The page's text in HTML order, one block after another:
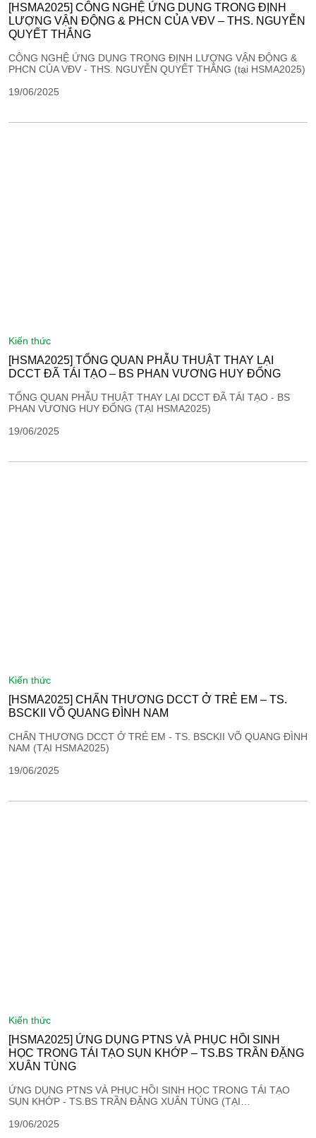
[HSMA2025] CÔNG NGHỆ ỨNG DỤNG TRONG ĐỊNH
LƯỢNG VẬN ĐỘNG & PHCN CỦA VĐV – THS. NGUYỄN
QUYẾT THẮNG
CÔNG NGHỆ ỨNG DỤNG TRONG ĐỊNH LƯỢNG VẬN ĐỘNG &
PHCN CỦA VĐV - THS. NGUYỄN QUYẾT THẮNG (tại HSMA2025)
19/06/2025
kiến thức
[HSMA2025] TỔNG QUAN PHẪU THUẬT THAY LẠI
DCCT ĐÃ TÁI TẠO – BS PHAN VƯƠNG HUY ĐỔNG
TỔNG QUAN PHẪU THUẬT THAY LẠI DCCT ĐÃ TÁI TẠO - BS
PHAN VƯƠNG HUY ĐỔNG (TẠI HSMA2025)
19/06/2025
kiến thức
[HSMA2025] CHẤN THƯƠNG DCCT Ở TRẺ EM – TS.
BSCKII VÕ QUANG ĐÌNH NAM
CHẤN THƯƠNG DCCT Ở TRẺ EM - TS. BSCKII VÕ QUANG ĐÌNH
NAM (TẠI HSMA2025)
19/06/2025
kiến thức
[HSMA2025] ỨNG DỤNG PTNS VÀ PHỤC HỒI SINH
HỌC TRONG TÁI TẠO SỤN KHỚP – TS.BS TRẦN ĐẶNG
XUÂN TÙNG
ỨNG DỤNG PTNS VÀ PHỤC HỒI SINH HỌC TRONG TÁI TẠO
SỤN KHỚP - TS.BS TRẦN ĐẶNG XUÂN TÙNG (TẠI…
19/06/2025